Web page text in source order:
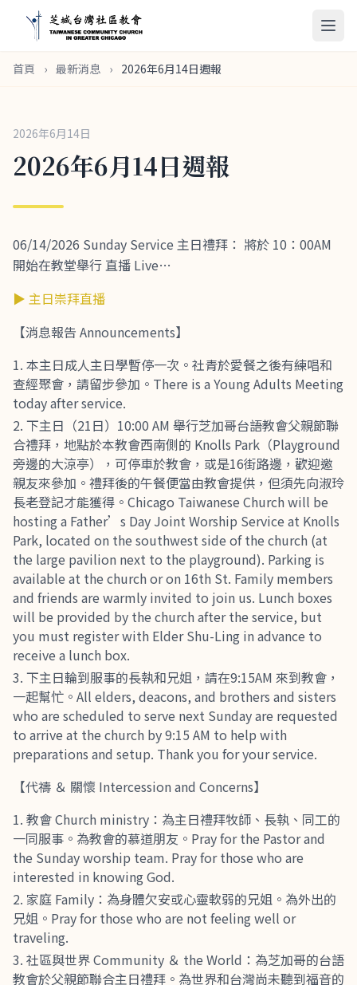
首頁 › 最新消息 › 2026年6月14日週報
2026年6月14日
2026年6月14日週報
06/14/2026 Sunday Service 主日禮拜： 將於 10：00AM
開始在教堂舉行 直播 Live…
▶ 主日崇拜直播
【消息報告 Announcements】
本主日成人主日學暫停一次。社青於愛餐之後有練唱和
查經聚會，請留步參加。There is a Young Adults Meeting
today after service.
下主日（21日）10:00 AM 舉行芝加哥台語教會父親節聯
合禮拜，地點於本教會西南側的 Knolls Park（Playground
旁邊的大涼亭），可停車於教會，或是16街路邊，歡迎邀
親友來參加。禮拜後的午餐便當由教會提供，但須先向淑玲
長老登記才能獲得。Chicago Taiwanese Church will be
hosting a Father’s Day Joint Worship Service at Knolls
Park, located on the southwest side of the church (at
the large pavilion next to the playground). Parking is
available at the church or on 16th St. Family members
and friends are warmly invited to join us. Lunch boxes
will be provided by the church after the service, but
you must register with Elder Shu-Ling in advance to
receive a lunch box.
下主日輪到服事的長執和兄姐，請在9:15AM 來到教會，
一起幫忙。All elders, deacons, and brothers and sisters
who are scheduled to serve next Sunday are requested
to arrive at the church by 9:15 AM to help with
preparations and setup. Thank you for your service.
【代禱 ＆ 關懷 Intercession and Concerns】
教會 Church ministry：為主日禮拜牧師、長執、同工的
一同服事。為教會的慕道朋友。Pray for the Pastor and
the Sunday worship team. Pray for those who are
interested in knowing God.
家庭 Family：為身體欠安或心靈軟弱的兄姐。為外出的
兄姐。Pray for those who are not feeling well or
traveling.
社區與世界 Community ＆ the World：為芝加哥的台語
教會於父親節聯合主日禮拜。為世界和台灣尚未聽到福音的